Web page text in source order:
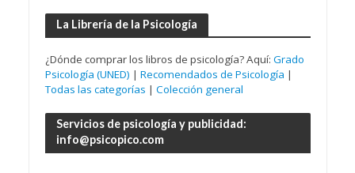
La Librería de la Psicología
¿Dónde comprar los libros de psicología? Aquí: Grado
Psicología (UNED) | Recomendados de Psicología |
Todas las categorías | Colección general
Servicios de psicología y publicidad:
info@psicopico.com